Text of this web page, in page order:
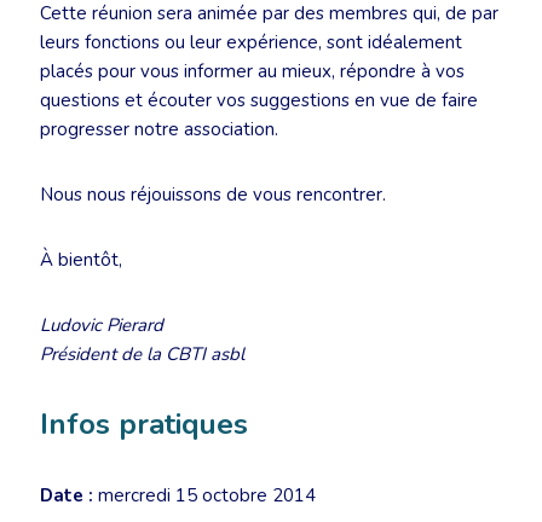
Cette réunion sera animée par des membres qui, de par
leurs fonctions ou leur expérience, sont idéalement
placés pour vous informer au mieux, répondre à vos
questions et écouter vos suggestions en vue de faire
progresser notre association.
Nous nous réjouissons de vous rencontrer.
À bientôt,
Ludovic Pierard
Président de la CBTI asbl
Infos pratiques
Date : mercredi 15 octobre 2014